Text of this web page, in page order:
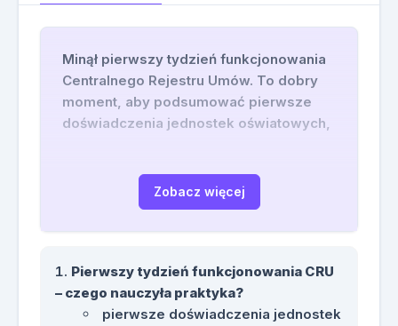
Minął pierwszy tydzień funkcjonowania
Centralnego Rejestru Umów. To dobry
moment, aby podsumować pierwsze
doświadczenia jednostek oświatowych,
które sprawdziły się w praktyce.
Podczas szkolenia przeanalizujemy
szkoły, przedszkola, placówki
oświatowe, centra usług wspólnych oraz
jednostki samorządu terytorialnego.
Zobacz więcej
Pierwszy tydzień funkcjonowania CRU
– czego nauczyła praktyka?
pierwsze doświadczenia jednostek